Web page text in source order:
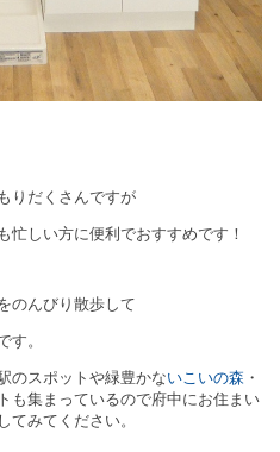
りだくさんですが
忙しい方に便利でおすすめです！
のんびり散歩して
す。
のスポットや緑豊かないこいの森 ・
も集まっているので府中にお住まい
てみてください。